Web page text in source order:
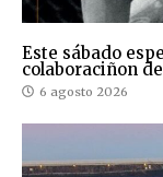
Este sábado
colaboraciñon
6 agosto 2026